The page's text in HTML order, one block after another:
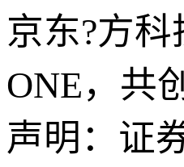
京东?方
ONE，共
声明：证